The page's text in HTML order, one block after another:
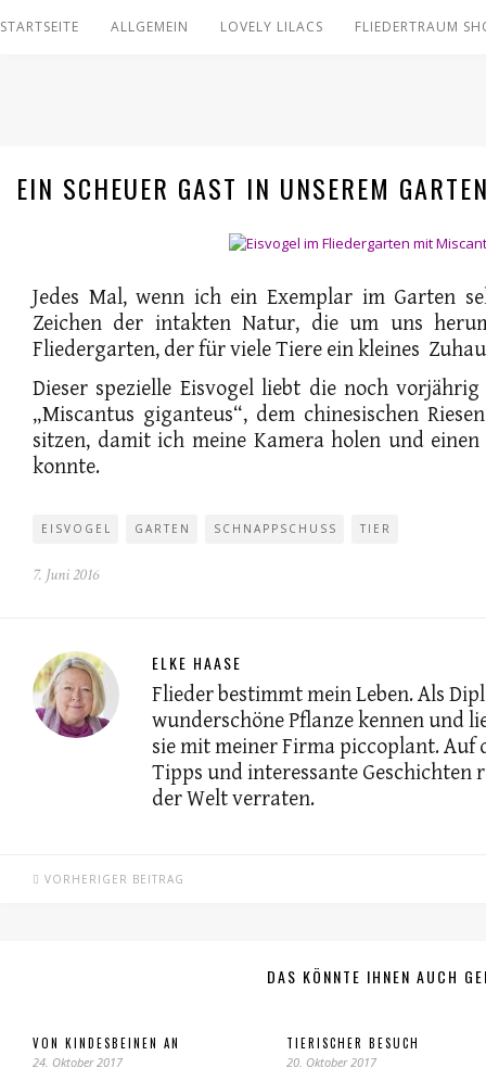
STARTSEITE ALLGEMEIN LOVELY LILACS FLIEDERTRAUM
EIN SCHEUER GAST IN UNSEREM
Jedes Mal, wenn ich ein Exemplar im Garten
Zeichen der intakten Natur, die um uns
Fliedergarten, der für viele Tiere ein kleines
Dieser spezielle Eisvogel liebt die noch
„Miscantus giganteus“, dem chinesischen
sitzen, damit ich meine Kamera holen und einen
konnte.
EISVOGEL GARTEN SCHNAPPSCHUSS TIER
7. Juni 2016
ELKE HAASE
Flieder bestimmt mein Leben. Als
wunderschöne Pflanze kennen und
sie mit meiner Firma piccoplant. Auf
Tipps und interessante Geschichten
der Welt verraten.
VORHERIGER BEITRAG
DAS KÖNNTE IHNEN AUCH
VON KINDESBEINEN AN
24. Oktober 2017
TIERISCHER BESUCH
20. Oktober 2017